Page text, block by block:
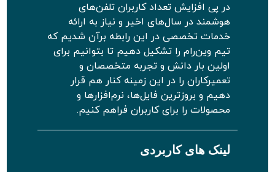
در پی افزایش تعداد کاربران تلفن‌های
هوشمند در سال‌های اخیر و نیاز به ارائه
خدمات تخصصی در این رابطه برآن شدیم که
تیم وین‌رام را تشکیل دهیم تا بتوانیم برای
اولین بار دانش و تجربه متخصصان و
تعمیرکاران را در این زمینه کنار هم قرار
دهیم و بروزترین فایل‌ها، نرم‌افزارها و
محصولات را برای کاربران فراهم کنیم.
لینک های کاربردی